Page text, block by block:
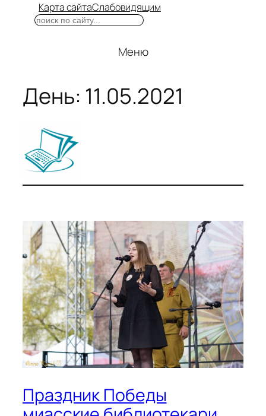
Карта сайтаСлабовидящим
Поиск
Меню
День: 11.05.2021
Праздник Победы